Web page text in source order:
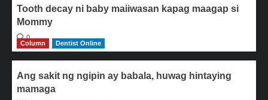
Tooth decay ni baby maiiwasan kapag maagap si
Mommy
0
Column
Dentist Online
Ang sakit ng ngipin ay babala, huwag hintaying
mamaga